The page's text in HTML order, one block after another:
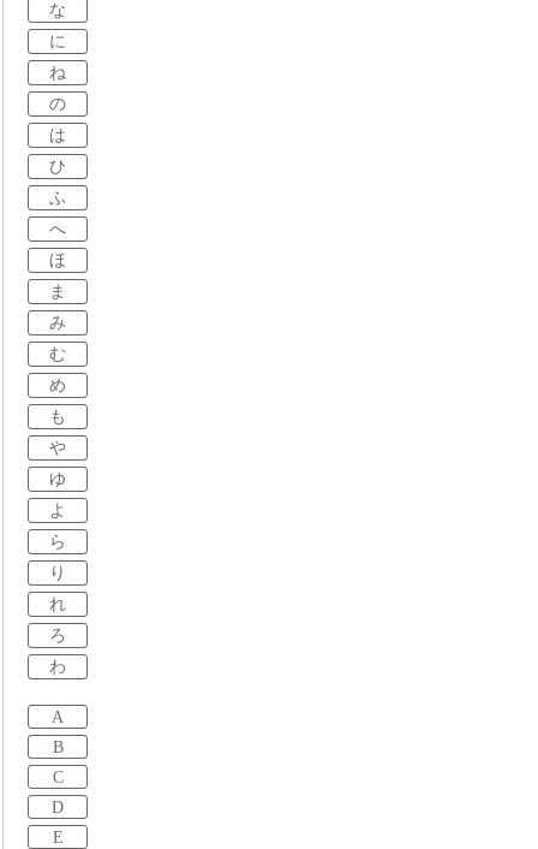
な
に
ね
の
は
ひ
ふ
へ
ほ
ま
み
む
め
も
や
ゆ
よ
ら
り
れ
ろ
わ
A
B
C
D
E